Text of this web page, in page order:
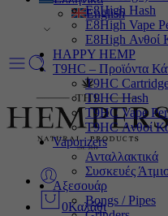
English
0Καλάθι
E8High Hash
E8High Vape
E8High Ανθοί
HAPPY HEMP
T9HC – Προϊόντα
T9HC
T9HC Hash
T9HC Vape
T9HC Ανθοί
Vaporizers
Ανταλλακτικά
Συσκευές
Αξεσουάρ
Bongs / Pipes